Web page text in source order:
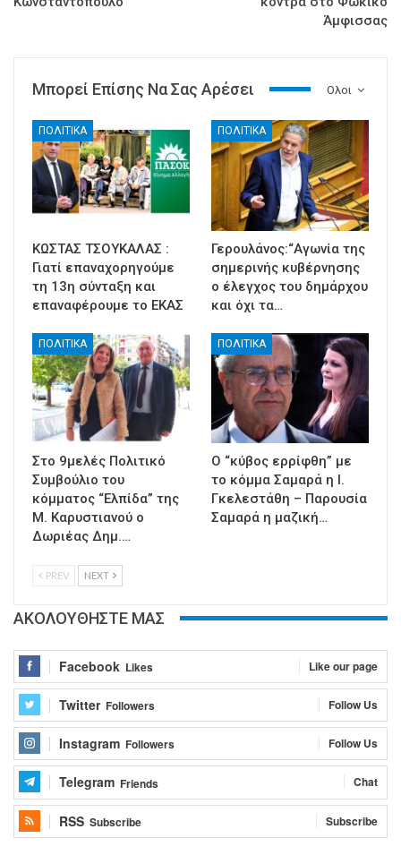
Άμφισσας
Ολοι
Μπορεί Επίσης Να Σας Αρέσει
ΠΟΛΙΤΙΚΑ
ΚΩΣΤΑΣ ΤΣΟΥΚΑΛΑΣ :
Γιατί επαναχορηγούμε
τη 13η σύνταξη και
επαναφέρουμε το ΕΚΑΣ
ΠΟΛΙΤΙΚΑ
Γερουλάνος:“Αγωνία της
σημερινής κυβέρνησης
ο έλεγχος του δημάρχου
και όχι τα…
ΠΟΛΙΤΙΚΑ
Στο 9μελές Πολιτικό
Συμβούλιο του
κόμματος “Ελπίδα” της
Μ. Καρυστιανού ο
Δωριέας Δημ.…
ΠΟΛΙΤΙΚΑ
Ο “κύβος ερρίφθη” με
το κόμμα Σαμαρά η Ι.
Γκελεστάθη – Παρουσία
Σαμαρά η μαζική…
PREV NEXT
ΑΚΟΛΟΥΘΗΣΤΕ ΜΑΣ
Facebook Likes Like our page
Twitter Followers Follow Us
Instagram Followers Follow Us
Telegram Friends Chat
RSS Subscribe Subscribe